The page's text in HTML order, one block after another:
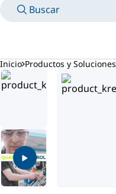
Buscar
Inicio Productos y Soluciones